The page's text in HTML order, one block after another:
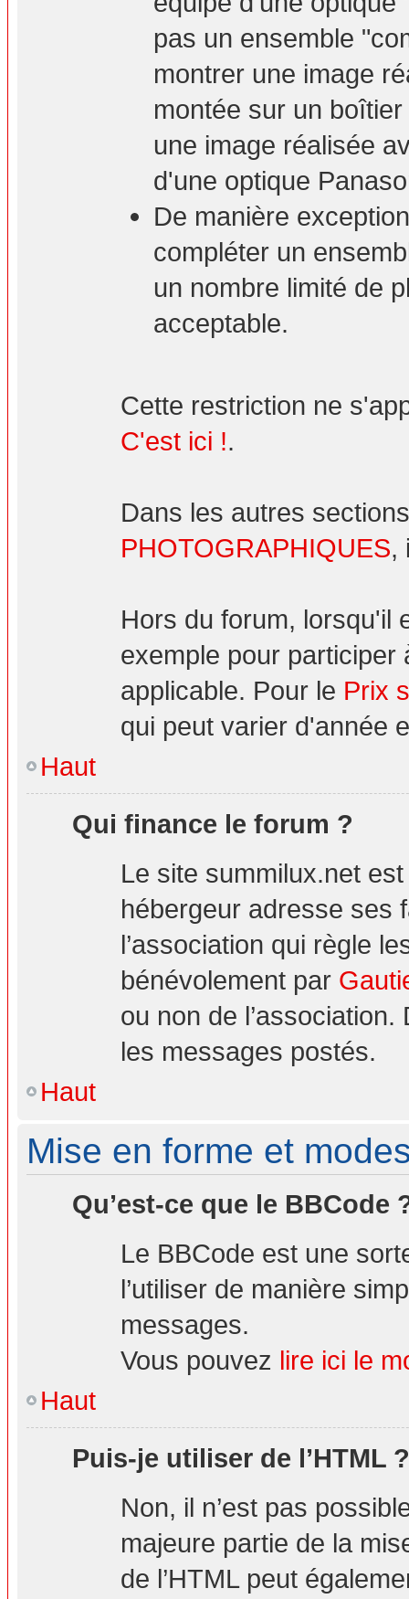
pas un ensemble
montrer une image
montée sur un
une image réalisée
d'une optique
De manière
compléter un
un nombre limité de
acceptable.
Cette restriction ne
C'est ici !.
Dans les autres
PHOTOGRAPHIQUES,
Hors du forum, lorsqu'il
exemple pour participer
applicable. Pour le Prix
qui peut varier d'année
Haut
Qui finance le forum ?
Le site summilux.net
hébergeur adresse ses
l’association qui règle
bénévolement par
ou non de
les messages postés.
Haut
Mise en forme et
Qu’est-ce que le BBCode
Le BBCode est une
l’utiliser de manière
messages.
Vous pouvez lire ici le
Haut
Puis-je utiliser de l’HTML ?
Non, il n’est pas
majeure partie de la
de l’HTML peut